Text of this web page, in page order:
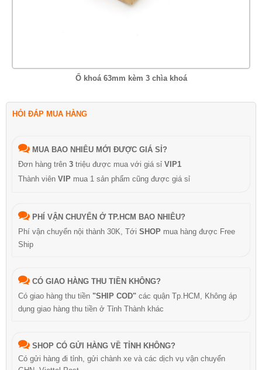
Ổ khoá 63mm kèm 3 chìa khoá
HỎI ĐÁP MUA HÀNG
MUA BAO NHIÊU MỚI ĐƯỢC GIÁ SỈ?
Đơn hàng trên 3 triệu được mua với giá sỉ VIP1
Thành viên VIP mua 1 sản phẩm cũng được giá sỉ
PHÍ VẬN CHUYỂN Ở TP.HCM BAO NHIÊU?
Phí vận chuyển nội thành 30K, Tới SHOP mua hàng được Free
Ship
CÓ GIAO HÀNG THU TIỀN KHÔNG?
Có giao hàng thu tiền "SHIP COD" các quận Tp.HCM, Không áp
dụng giao hàng thu tiền ở Tỉnh Thành khác
SHOP CÓ GỬI HÀNG VỀ TỈNH KHÔNG?
Có gửi hàng đi tỉnh, gửi chành xe và các dịch vụ vận chuyển